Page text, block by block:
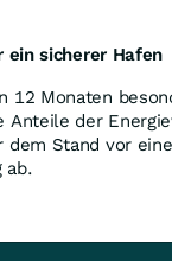
ein sicherer Hafen
12 Monaten
Anteile der
dem Stand vor
ab.